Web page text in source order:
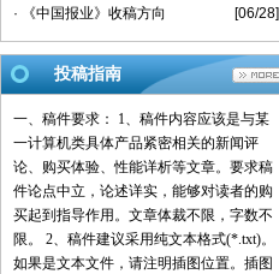
· 《中国报业》收稿方向
[06/28]
投稿指南
一、稿件要求： 1、稿件内容应该是与某
一计算机类具体产品紧密相关的新闻评
论、购买体验、性能详析等文章。要求稿
件论点中立，论述详实，能够对读者的购
买起到指导作用。文章体裁不限，字数不
限。 2、稿件建议采用纯文本格式(*.txt)。
如果是文本文件，请注明插图位置。插图